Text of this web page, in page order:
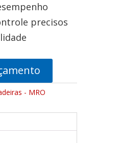
precisos
- MRO